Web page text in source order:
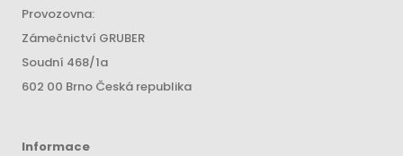
Provozovna:
Zámečnictví GRUBER
Soudní 468/1a
602 00 Brno Česká republika
Informace